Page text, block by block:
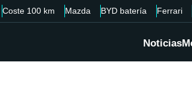
Coste 100 km Mazda BYD batería Ferrari
Noticias